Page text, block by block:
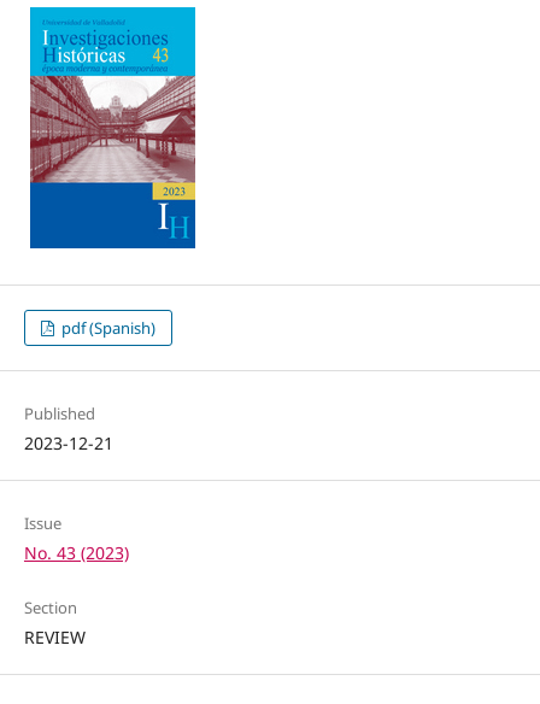
pdf (Spanish)
Published
2023-12-21
Issue
No. 43 (2023)
Section
REVIEW